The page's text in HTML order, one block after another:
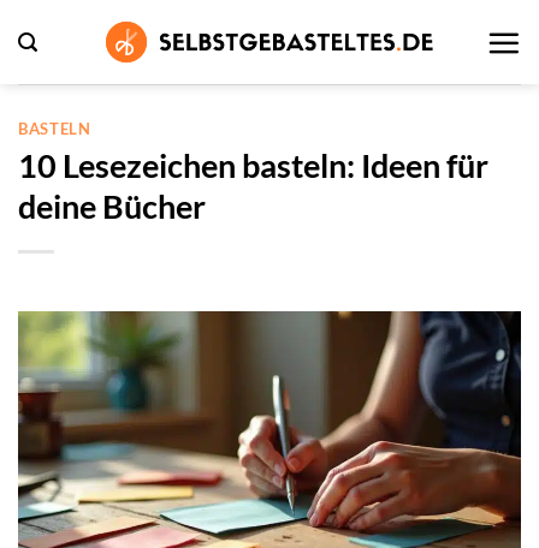
Inhalt
springen
BASTELN
10 Lesezeichen basteln: Ideen für
deine Bücher